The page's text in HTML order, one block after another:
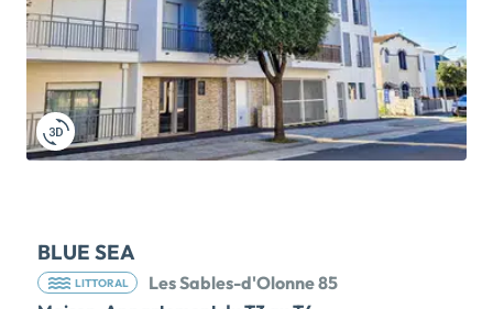
BLUE SEA
LITTORAL
Les Sables-d'Olonne 85